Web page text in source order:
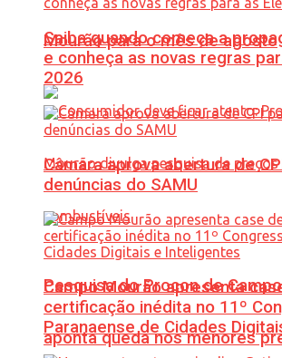
Mourão para o mês de agosto
Pesquisa do Procon de
aponta queda nos menores
Saiba quando começa a
e conheça as novas regras
2026
Câmara aprova abertura de
denúncias do SAMU
Campo Mourão apresenta
certificação inédita no 11º
Paranaense de Cidades